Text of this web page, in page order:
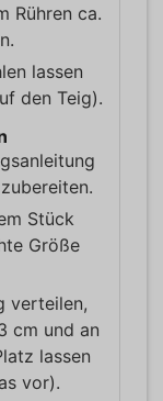
Rühren ca.
lassen
den Teig).
Stück
Größe
verteilen,
cm und an
lassen
vor).